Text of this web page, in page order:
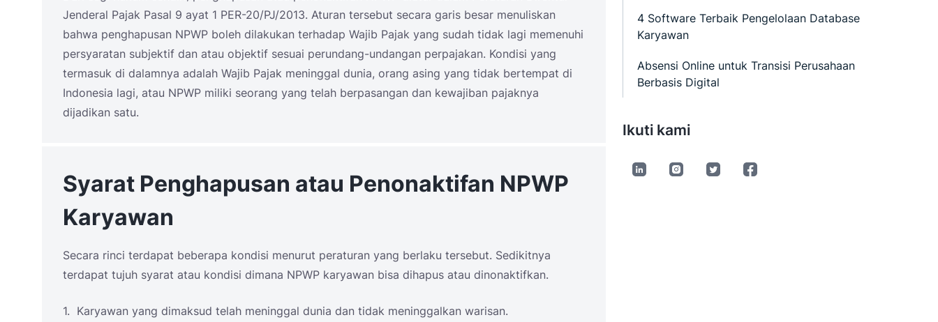
Jenderal Pajak Pasal 9 ayat 1 PER-20/PJ/2013. Aturan tersebut secara garis besar menuliskan
bahwa penghapusan NPWP boleh dilakukan terhadap Wajib Pajak yang sudah tidak lagi memenuhi
persyaratan subjektif dan atau objektif sesuai perundang-undangan perpajakan. Kondisi yang
termasuk di dalamnya adalah Wajib Pajak meninggal dunia, orang asing yang tidak bertempat di
Indonesia lagi, atau NPWP miliki seorang yang telah berpasangan dan kewajiban pajaknya
dijadikan satu.
Syarat Penghapusan atau Penonaktifan NPWP
Karyawan
Secara rinci terdapat beberapa kondisi menurut peraturan yang berlaku tersebut. Sedikitnya
terdapat tujuh syarat atau kondisi dimana NPWP karyawan bisa dihapus atau dinonaktifkan.
1. Karyawan yang dimaksud telah meninggal dunia dan tidak meninggalkan warisan.
4 Software Terbaik Pengelolaan Database
Karyawan
Absensi Online untuk Transisi Perusahaan
Berbasis Digital
Ikuti kami